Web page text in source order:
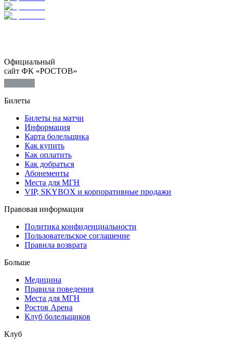
Официальный
сайт ФК «РОСТОВ»
Билеты
Билеты на матчи
Информация
Карта болельщика
Как купить
Как оплатить
Как добраться
Абонементы
Места для МГН
VIP, SKYBOX и корпоративные продажи
Правовая информация
Политика конфиденциальности
Пользовательское соглашение
Правила возврата
Больше
Медицина
Правила поведения
Места для МГН
Ростов Арена
Клуб болельщиков
Клуб